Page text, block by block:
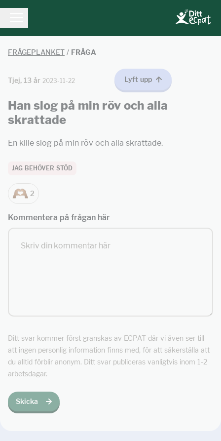
FRÅGEPLANKET / FRÅGA
Tjej, 13 år 2023-11-22 Lyft upp
Han slog på min röv och alla
skrattade
En kille slog på min röv och alla skrattade.
JAG BEHÖVER STÖD
2
Kommentera på frågan här
Ditt svar kommer först granskas av ECPAT där vi även ser till
att ingen personlig information finns med, för att säkerställa att
du alltid förblir anonym. Ditt svar publiceras vanligtvis inom 1-2
arbetsdagar.
Skicka